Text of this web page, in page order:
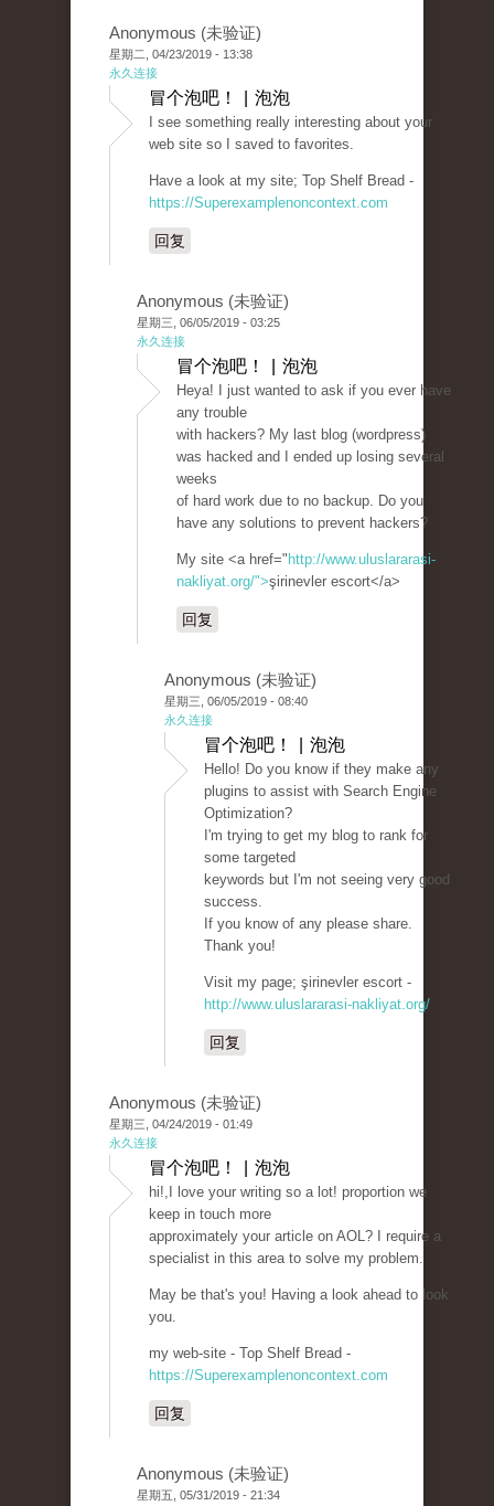
Anonymous (未验证)
星期二, 04/23/2019 - 13:38
永久连接
冒个泡吧！ | 泡泡
I see something really interesting about your
web site so I saved to favorites.
Have a look at my site; Top Shelf Bread -
https://Superexamplenoncontext.com
回复
Anonymous (未验证)
星期三, 06/05/2019 - 03:25
永久连接
冒个泡吧！ | 泡泡
Heya! I just wanted to ask if you ever have
any trouble
with hackers? My last blog (wordpress)
was hacked and I ended up losing several
weeks
of hard work due to no backup. Do you
have any solutions to prevent hackers?
My site <a href=" http://www.uluslararasi-
nakliyat.org/">şirinevler escort</a>
回复
Anonymous (未验证)
星期三, 06/05/2019 - 08:40
永久连接
冒个泡吧！ | 泡泡
Hello! Do you know if they make any
plugins to assist with Search Engine
Optimization?
I'm trying to get my blog to rank for
some targeted
keywords but I'm not seeing very good
success.
If you know of any please share.
Thank you!
Visit my page; şirinevler escort -
http://www.uluslararasi-nakliyat.org/
回复
Anonymous (未验证)
星期三, 04/24/2019 - 01:49
永久连接
冒个泡吧！ | 泡泡
hi!,I love your writing so a lot! proportion we
keep in touch more
approximately your article on AOL? I require a
specialist in this area to solve my problem.
May be that's you! Having a look ahead to look
you.
my web-site - Top Shelf Bread -
https://Superexamplenoncontext.com
回复
Anonymous (未验证)
星期五, 05/31/2019 - 21:34